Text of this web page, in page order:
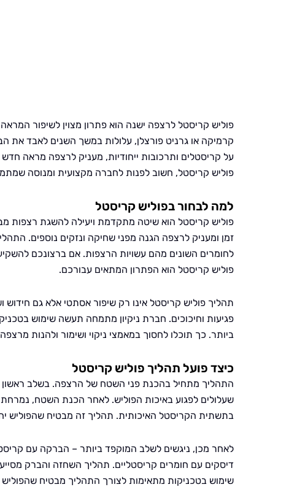
פוליש קריסטל לרצפה ישנה הוא פתרון מצוין לשיפור
קרמיקה או גרניט פורצלן, עלולות במשך השנים לאבד את
על קריסטלים ותרכובות ייחודיות, מעניק לרצפה מראה
פוליש קריסטל, חשוב לפנות לחברה מקצועית ומנוסה
למה לבחור בפוליש קריסטל
פוליש קריסטל הוא שיטה מתקדמת ויעילה להשגת רצפות
זמן ומעניק לרצפה הגנה מפני שחיקה ונזקים נוספים.
לחומרים השונים מהם עשויות הרצפות. אם ברצונכם
פוליש קריסטל הוא הפתרון המתאים עבורכם.
תהליך פוליש קריסטל אינו רק שיפור אסתטי אלא גם
פגיעות וחיכוכים. חברת ניקיון מתמחה תעשה שימוש
ביותר. כך תוכלו לחסוך במאמצי ניקוי ושימור ולהנות
כיצד פועל תהליך פוליש קריסטל
התהליך מתחיל בהכנת פני השטח של הרצפה. בשלב ראשון
שעלולים לפגוע באיכות הפוליש. לאחר הכנת השטח,
בתשתית הקריסטל האיכותית. תהליך זה מבטיח שהפוליש
לאחר מכן, ניגשים לשלב המוקפד ביותר – הברקה עם
דיסקים עם חומרים קריסטליים. תהליך השחזה והברק
שימוש בטכניקות מתאימות לצורך התהליך מבטיח